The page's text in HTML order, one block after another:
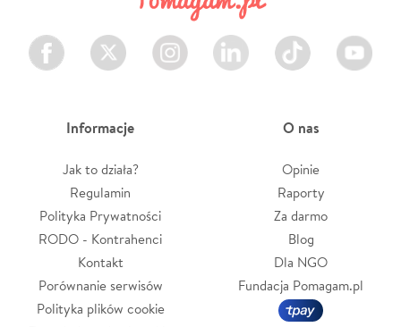
Facebook Twitter Instagram LinkedIn TikTok Youtube
Informacje
Jak to działa?
Regulamin
Polityka Prywatności
RODO - Kontrahenci
Kontakt
Porównanie serwisów
Polityka plików cookie
O nas
Opinie
Raporty
Za darmo
Blog
Dla NGO
Fundacja Pomagam.pl